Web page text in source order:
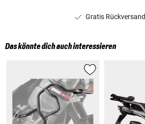
Gratis Rückversand
Das könnte dich auch interessieren